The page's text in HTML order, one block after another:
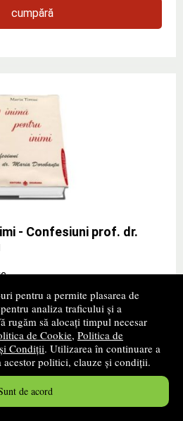
pentru a permite plasarea de
analiza traficului și a
rugăm să alocați timpul necesar
de Cookie, Politica de
Condiții. Utilizarea în continuare a
acestor politici, clauze și condiții.
de acord
cumpără
- Confesiuni prof. dr.
Timuc „O inima pentru inimi -
Dorobantu" de la editura
valoarea publicatiilor
rilor Stiintifice,» ...mai mult